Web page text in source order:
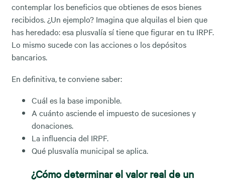
contemplar los beneficios que obtienes de esos bienes
recibidos. ¿Un ejemplo? Imagina que alquilas el bien que
has heredado: esa plusvalía sí tiene que figurar en tu IRPF.
Lo mismo sucede con las acciones o los depósitos
bancarios.
En definitiva, te conviene saber:
Cuál es la base imponible.
A cuánto asciende el impuesto de sucesiones y
donaciones.
La influencia del IRPF.
Qué plusvalía municipal se aplica.
¿Cómo determinar el valor real de un